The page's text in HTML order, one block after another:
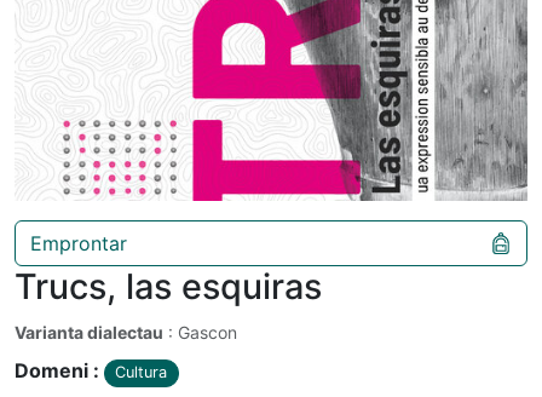
Emprontar
Trucs, las esquiras
Varianta dialectau : Gascon
Domeni : Cultura